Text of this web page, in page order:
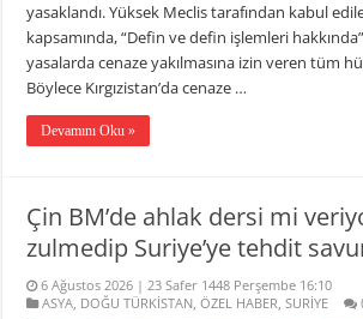
yasaklandı. Yüksek Meclis tarafından kabul
kapsamında, “Defin ve defin işlemleri
yasalarda cenaze yakılmasına izin veren tüm
Böylece Kırgızistan’da cenaze …
Devamını Oku »
Çin BM’de ahlak dersi mi
zulmedip Suriye’ye tehdit
6 Ağustos 2026 | 23 Safer 1448 Perşembe 16:10
ASYA, DOĞU TÜRKİSTAN,ÖZEL HABER,SURİYE